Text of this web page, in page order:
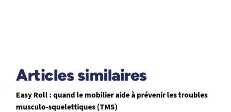
Articles similaires
Easy Roll : quand le mobilier aide à prévenir les troubles
musculo-squelettiques (TMS)